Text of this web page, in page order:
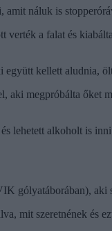
amit náluk is
a falat és
együtt kellett aludnia,
aki megpróbálta
lehetett alkoholt is
gólyatáborában), aki
mit szeretnének és